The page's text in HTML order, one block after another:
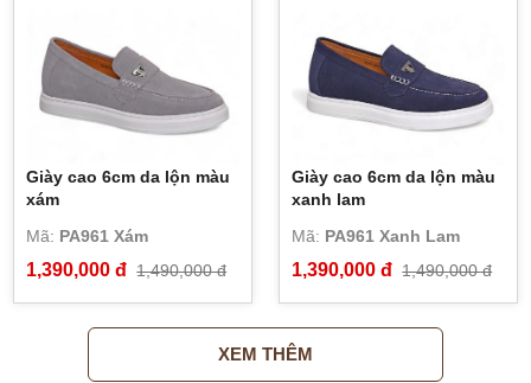
Giày cao 6cm da lộn màu
xám
Mã: PA961 Xám
1,390,000 đ 1,490,000 đ
Giày cao 6cm da lộn màu
xanh lam
Mã: PA961 Xanh Lam
1,390,000 đ 1,490,000 đ
XEM THÊM